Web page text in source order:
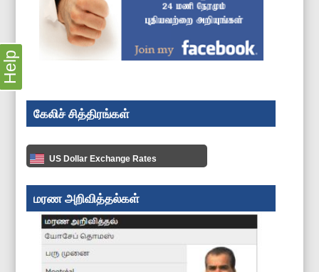
கேலிச் சித்திரங்கள்
US Dollar Exchange Rates
மரண அறிவித்தல்கள்
Help